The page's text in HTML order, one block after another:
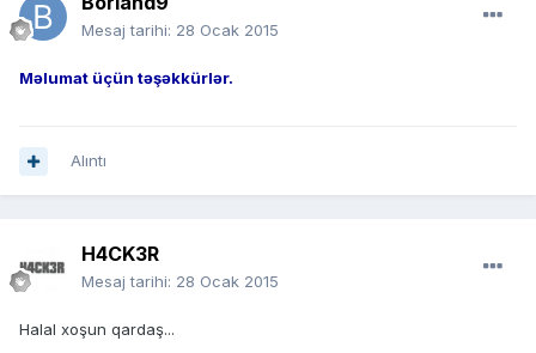
Mesaj tarihi: 28 Ocak 2015
Məlumat üçün təşəkkürlər.
Alıntı
H4CK3R
Mesaj tarihi: 28 Ocak 2015
Halal xoşun qardaş...